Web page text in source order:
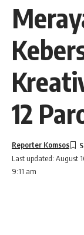
12
Last updated: August
9:11 am
Reporter Komsos